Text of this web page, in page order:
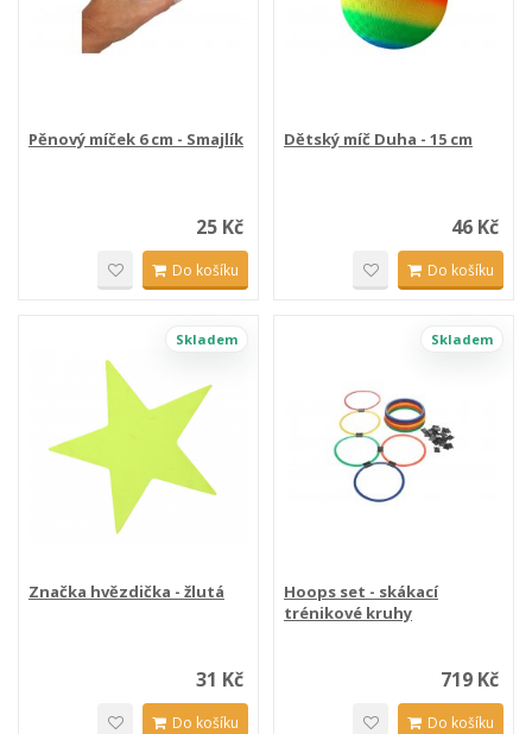
Pěnový míček 6 cm - Smajlík
25 Kč
Do košíku
Dětský míč Duha - 15 cm
46 Kč
Do košíku
Skladem
Značka hvězdička - žlutá
31 Kč
Do košíku
Skladem
Hoops set - skákací
trénikové kruhy
719 Kč
Do košíku